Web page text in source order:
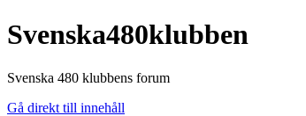
Svenska480klubben
Svenska 480 klubbens forum
Gå direkt till innehåll